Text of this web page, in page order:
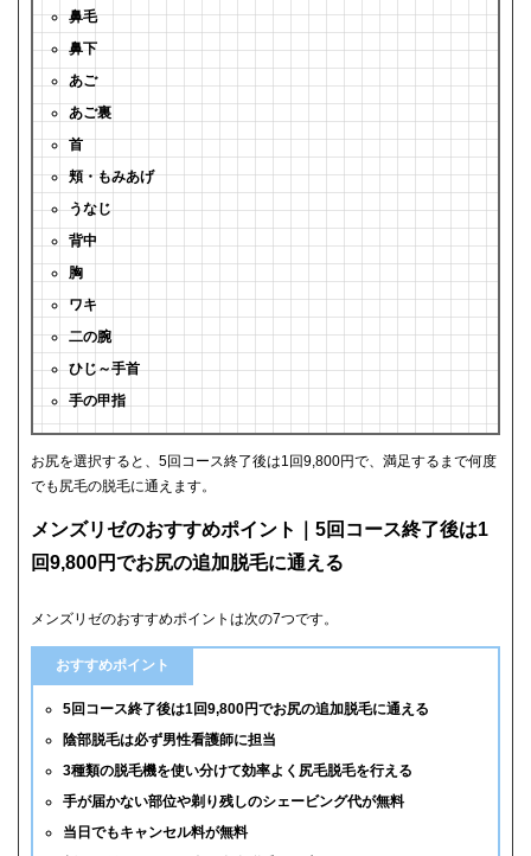
鼻毛
鼻下
あご
あご裏
首
頬・もみあげ
うなじ
背中
胸
ワキ
二の腕
ひじ～手首
手の甲指
お尻を選択すると、5回コース終了後は1回9,800円で、満足するまで何度
でも尻毛の脱毛に通えます。
メンズリゼのおすすめポイント｜5回コース終了後は1
回9,800円でお尻の追加脱毛に通える
メンズリゼのおすすめポイントは次の7つです。
おすすめポイント
5回コース終了後は1回9,800円でお尻の追加脱毛に通える
陰部脱毛は必ず男性看護師に担当
3種類の脱毛機を使い分けて効率よく尻毛脱毛を行える
手が届かない部位や剃り残しのシェービング代が無料
当日でもキャンセル料が無料